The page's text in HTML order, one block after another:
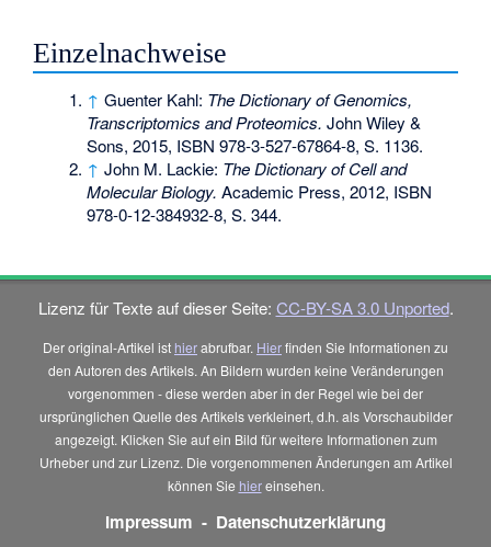
Einzelnachweise
↑ Guenter Kahl: The Dictionary of Genomics,
Transcriptomics and Proteomics. John Wiley &
Sons, 2015, ISBN 978-3-527-67864-8, S. 1136.
↑ John M. Lackie: The Dictionary of Cell and
Molecular Biology. Academic Press, 2012, ISBN
978-0-12-384932-8, S. 344.
Lizenz für Texte auf dieser Seite: CC-BY-SA 3.0 Unported.
Der original-Artikel ist hierabrufbar. Hierfinden Sie Informationen zu
den Autoren des Artikels. An Bildern wurden keine Veränderungen
vorgenommen - diese werden aber in der Regel wie bei der
ursprünglichen Quelle des Artikels verkleinert, d.h. als Vorschaubilder
angezeigt. Klicken Sie auf ein Bild für weitere Informationen zum
Urheber und zur Lizenz. Die vorgenommenen Änderungen am Artikel
können Sie hiereinsehen.
Impressum - Datenschutzerklärung